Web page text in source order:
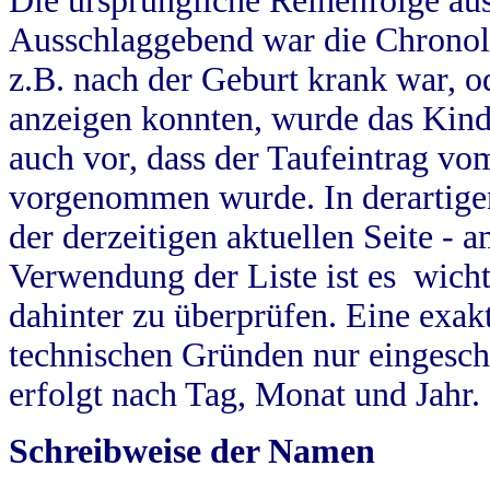
Ausschlaggebend war die
z.B. nach der Geburt krank war,
anzeigen konnten, wurde das
auch vor, dass der Taufeintrag
vorgenommen wurde. In
der derzeitigen aktuellen Seite -
Verwendung der Liste ist es
dahinter zu überprüfen. Eine
technischen Gründen nur
erfolgt nach Tag, Monat und Jahr.
Schreibweise der Namen